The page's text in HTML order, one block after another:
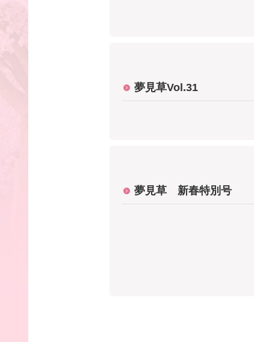
夢見草Vol.31
夢見草 新春特別号